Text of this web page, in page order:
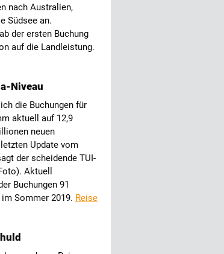
nach Australien,
Südsee an.
der ersten Buchung
auf die Landleistung.
Niveau
die Buchungen für
aktuell auf 12,9
neuen
Update vom
der scheidende TUI-
Aktuell
Buchungen 91
Sommer 2019. Reise